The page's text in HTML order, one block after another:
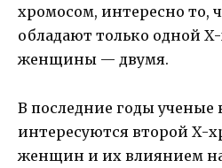
хромосом, интересно то,
обладают только одной
женщины — двумя.
В последние годы ученые
интересуются второй Х-
женщин и их влиянием